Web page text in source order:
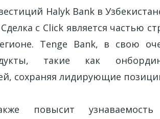
Halyk Bank в
с Click является частью
Tenge Bank, в свою
такие как
сохраняя лидирующие
повысит